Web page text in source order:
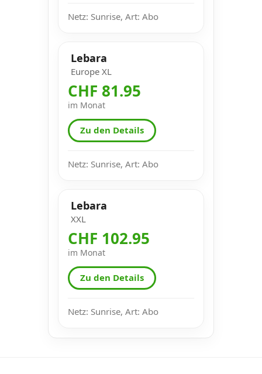
Netz: Sunrise, Art: Abo
Lebara
Europe XL
CHF 81.95
im Monat
Zu den Details
Netz: Sunrise, Art: Abo
Lebara
XXL
CHF 102.95
im Monat
Zu den Details
Netz: Sunrise, Art: Abo